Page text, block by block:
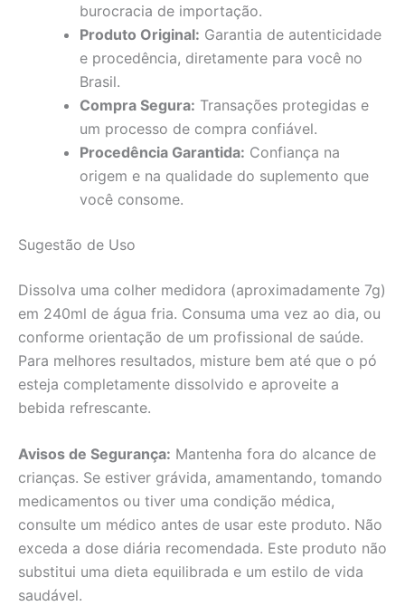
burocracia de importação.
Produto Original: Garantia de autenticidade
e procedência, diretamente para você no
Brasil.
Compra Segura: Transações protegidas e
um processo de compra confiável.
Procedência Garantida: Confiança na
origem e na qualidade do suplemento que
você consome.
Sugestão de Uso
Dissolva uma colher medidora (aproximadamente 7g)
em 240ml de água fria. Consuma uma vez ao dia, ou
conforme orientação de um profissional de saúde.
Para melhores resultados, misture bem até que o pó
esteja completamente dissolvido e aproveite a
bebida refrescante.
Avisos de Segurança: Mantenha fora do alcance de
crianças. Se estiver grávida, amamentando, tomando
medicamentos ou tiver uma condição médica,
consulte um médico antes de usar este produto. Não
exceda a dose diária recomendada. Este produto não
substitui uma dieta equilibrada e um estilo de vida
saudável.